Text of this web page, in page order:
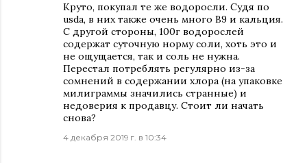
Круто, покупал те же водоросли. Судя по
usda, в них также очень много B9 и кальция.
С другой стороны, 100г водорослей
содержат суточную норму соли, хоть это и
не ощущается, так и соль не нужна.
Перестал потреблять регулярно из-за
сомнений в содержании хлора (на упаковке
милиграммы значились странные) и
недоверия к продавцу. Стоит ли начать
снова?
4 декабря 2019 г. в 10:34